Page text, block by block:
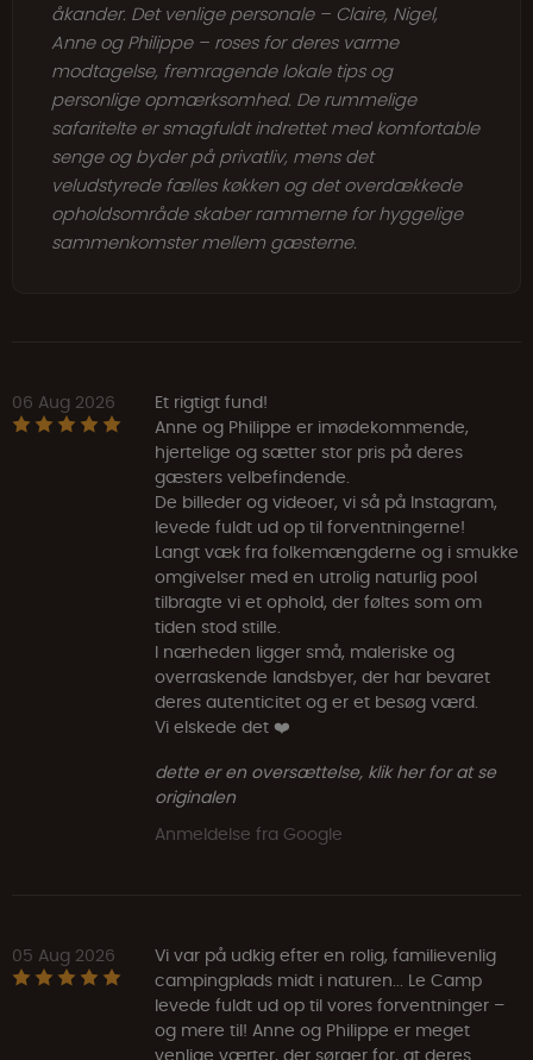
åkander. Det venlige personale – Claire, Nigel,
Anne og Philippe – roses for deres varme
modtagelse, fremragende lokale tips og
personlige opmærksomhed. De rummelige
safaritelte er smagfuldt indrettet med komfortable
senge og byder på privatliv, mens det
veludstyrede fælles køkken og det overdækkede
opholdsområde skaber rammerne for hyggelige
sammenkomster mellem gæsterne.
06 Aug 2026
Et rigtigt fund!
Anne og Philippe er imødekommende,
hjertelige og sætter stor pris på deres
gæsters velbefindende.
De billeder og videoer, vi så på Instagram,
levede fuldt ud op til forventningerne!
Langt væk fra folkemængderne og i smukke
omgivelser med en utrolig naturlig pool
tilbragte vi et ophold, der føltes som om
tiden stod stille.
I nærheden ligger små, maleriske og
overraskende landsbyer, der har bevaret
deres autenticitet og er et besøg værd.
Vi elskede det ❤️
dette er en oversættelse, klik her for at se
originalen
Anmeldelse fra Google
05 Aug 2026
Vi var på udkig efter en rolig, familievenlig
campingplads midt i naturen... Le Camp
levede fuldt ud op til vores forventninger –
og mere til! Anne og Philippe er meget
venlige værter, der sørger for, at deres